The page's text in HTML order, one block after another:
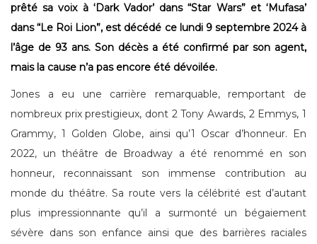
prêté sa voix à ‘Dark Vador’ dans “Star Wars” et ‘Mufasa’
dans “Le Roi Lion”, est décédé ce lundi 9 septembre 2024 à
l’âge de 93 ans. Son décès a été confirmé par son agent,
mais la cause n’a pas encore été dévoilée.
Jones a eu une carrière remarquable, remportant de
nombreux prix prestigieux, dont 2 Tony Awards, 2 Emmys, 1
Grammy, 1 Golden Globe, ainsi qu’1 Oscar d’honneur. En
2022, un théâtre de Broadway a été renommé en son
honneur, reconnaissant son immense contribution au
monde du théâtre. Sa route vers la célébrité est d’autant
plus impressionnante qu’il a surmonté un bégaiement
sévère dans son enfance ainsi que des barrières raciales